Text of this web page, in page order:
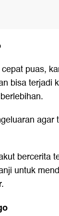
puas,
bisa terjadi
bercerita
untuk